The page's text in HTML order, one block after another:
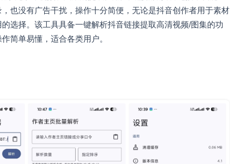
也没有广告干扰，操作十分简便，无论是抖音创作者用于素材
选择。该工具具备一键解析抖音链接提取高清视频/图集的功
简单易懂，适合各类用户。